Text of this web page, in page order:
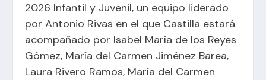
2026 Infantil y Juvenil, un equipo liderado
por Antonio Rivas en el que Castilla estará
acompañado por Isabel María de los Reyes
Gómez, María del Carmen Jiménez Barea,
Laura Rivero Ramos, María del Carmen